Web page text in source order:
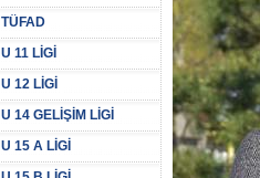
TÜFAD
U 11 LİGİ
U 12 LİGİ
U 14 GELİŞİM LİGİ
U 15 A LİGİ